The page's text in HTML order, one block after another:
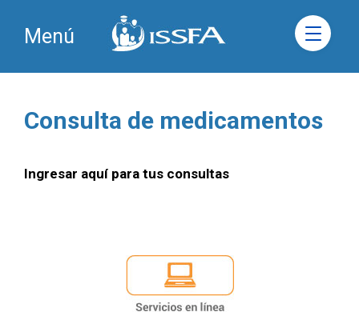
Menú
Consulta de medicamentos
Ingresar aquí para tus consultas